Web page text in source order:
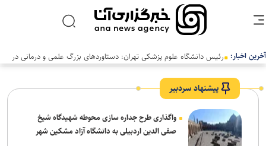
آخرین اخبار:
پیشنهاد سردبیر
واگذاری طرح جداره سازی محوطه شهیدگاه شیخ
صفی الدین اردبیلی به دانشگاه آزاد مشکین شهر